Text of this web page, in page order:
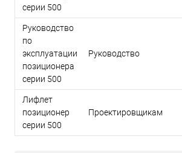
серии 500
Руководство
по
эксплуатации
позиционера
серии 500
Руководство
Лифлет
позиционер
серии 500
Проектировщикам